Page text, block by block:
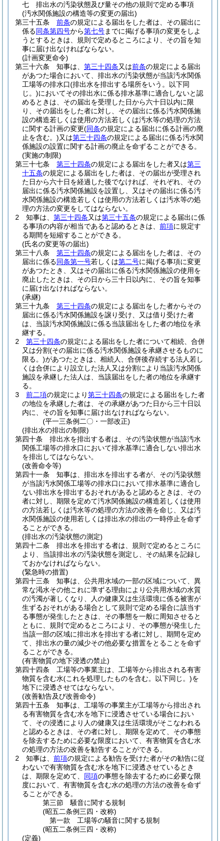
七
排出水の汚染状態及び量その他の規則で定める事項
(汚水関係施設の構造等の変更の届出)
第三十五条
前条の規定による届出をした者は、その届出に
係る同条第四号から第七号までに掲げる事項の変更をしよ
うとするときは、規則で定めるところにより、その旨を知
事に届け出なければならない。
(計画変更命令)
第三十六条
知事は、 第三十四条又は前条の規定による届出
があつた場合において、排出水の汚染状態が当該汚水関係
工場等の排水口(排出水を排出する場所をいう。以下同
じ。)においてその排出水に係る排水基準に適合しないと認
めるときは、その届出を受理した日から六十日以内に限
り、その届出をした者に対し、その届出に係る汚水関係施
設の構造若しくは使用の方法若しくは汚水等の処理の方法
に関する計画の変更(同条の規定による届出に係る計画の廃
止を含む。)又は第三十四条の規定による届出に係る汚水関
係施設の設置に関する計画の廃止を命ずることができる。
(実施の制限)
第三十七条
第三十四条の規定による届出をした者又は第三
十五条の規定による届出をした者は、その届出が受理され
た日から六十日を経過した後でなければ、それぞれ、その
届出に係る汚水関係施設を設置し、又はその届出に係る汚
水関係施設の構造若しくは使用の方法若しくは汚水等の処
理の方法の変更をしてはならない。
2
知事は、 第三十四条又は第三十五条の規定による届出に係
る事項の内容が相当であると認めるときは、 前項に規定す
る期間を短縮することができる。
(氏名の変更等の届出)
第三十八条
第三十四条の規定による届出をした者は、その
届出に係る同条第一号若しくは第二号に掲げる事項に変更
があつたとき、又はその届出に係る汚水関係施設の使用を
廃止したときは、その日から三十日以内に、その旨を知事
に届け出なければならない。
(承継)
第三十九条
第三十四条の規定による届出をした者からその
届出に係る汚水関係施設を譲り受け、又は借り受けた者
は、当該汚水関係施設に係る当該届出をした者の地位を承
継する。
2
第三十四条の規定による届出をした者について相続、合併
又は分割(その届出に係る汚水関係施設を承継させるものに
限る。)があつたときは、相続人、合併後存続する法人若し
くは合併により設立した法人又は分割により当該汚水関係
施設を承継した法人は、当該届出をした者の地位を承継す
る。
3
前二項の規定により第三十四条の規定による届出をした者
の地位を承継した者は、その承継があつた日から三十日以
内に、その旨を知事に届け出なければならない。
(平一三条例二〇・一部改正)
(排出水の排出の制限)
第四十条
排出水を排出する者は、その汚染状態が当該汚水
関係工場等の排水口において排水基準に適合しない排出水
を排出してはならない。
(改善命令等)
第四十一条
知事は、排出水を排出する者が、その汚染状態
が当該汚水関係工場等の排水口において排水基準に適合し
ない排出水を排出するおそれがあると認めるときは、その
者に対し、期限を定めて汚水関係施設の構造若しくは使用
の方法若しくは汚水等の処理の方法の改善を命じ、又は汚
水関係施設の使用若しくは排出水の排出の一時停止を命ず
ることができる。
(排出水の汚染状態の測定)
第四十二条
排出水を排出する者は、規則で定めるところに
より、当該排出水の汚染状態を測定し、その結果を記録し
ておかなければならない。
(緊急時の措置)
第四十三条
知事は、公共用水域の一部の区域について、異
常な渇水その他これに準ずる理由により公共用水域の水質
の汚濁が著しくなり、人の健康又は生活環境に係る被害が
生ずるおそれがある場合として規則で定める場合に該当す
る事態が発生したときは、その事態を一般に周知させると
ともに、規則で定めるところにより、その事態が発生した
当該一部の区域に排出水を排出する者に対し、期間を定め
て、排出水の量の減少その他必要な措置をとることを命ず
ることができる。
(有害物質の地下浸透の禁止)
第四十四条
工場等の事業主は、工場等から排出される有害
物質を含む水(これを処理したものを含む。以下同じ。)を
地下に浸透させてはならない。
(改善勧告及び改善命令)
第四十五条
知事は、工場等の事業主が工場等から排出され
る有害物質を含む水を地下に浸透させている場合におい
て、その浸透により人の健康又は生活環境がそこなわれる
と認めるときは、その者に対し、期限を定めて、その事態
を除去するために必要な限度において、有害物質を含む水
の処理の方法の改善を勧告することができる。
2
知事は、 前項の規定による勧告を受けた者がその勧告に従
わないで有害物質を含む水を地下に浸透させているとき
は、期限を定めて、 同項の事態を除去するために必要な限
度において、有害物質を含む水の処理の方法の改善を命ず
ることができる。
第三節
騒音に関する規制
(昭五二条例三四・改称)
第一款
工場等の騒音に関する規制
(昭五二条例三四・改称)
(定義)